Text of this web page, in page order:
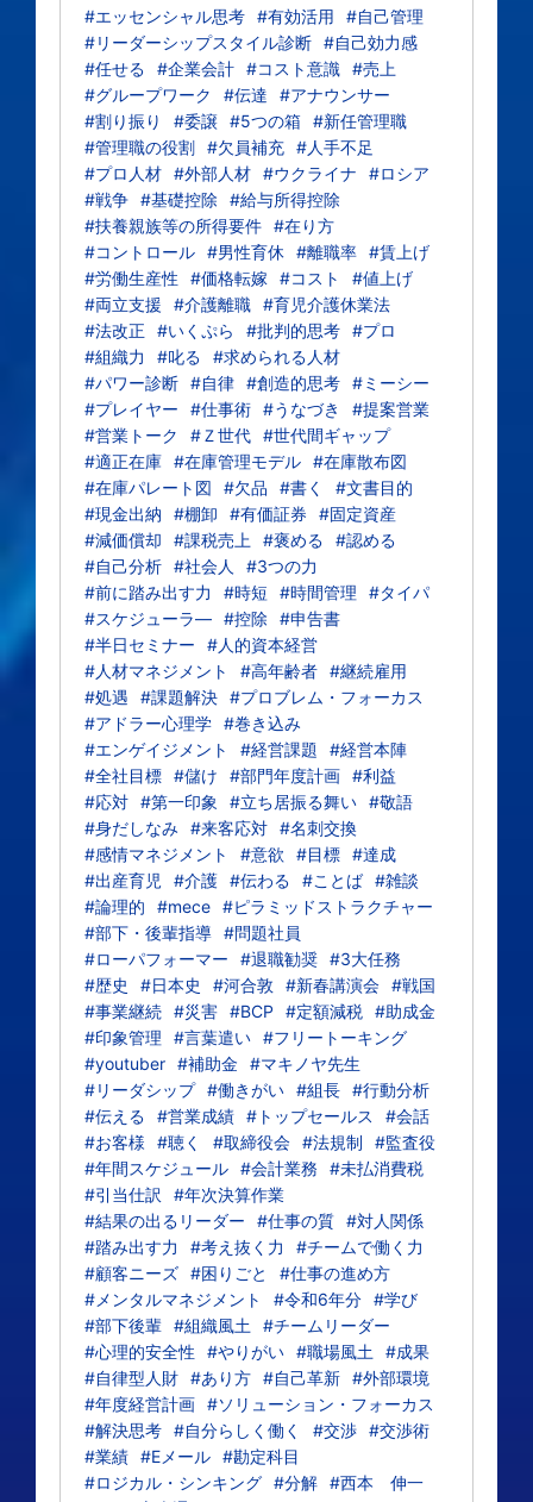
#エッセンシャル思考 #有効活用
#自己管理
#リーダーシップスタイル診断 #自己効力感
#任せる
#企業会計 #コスト意識 #売上
#グループワーク
#伝達
#アナウンサー
#割り振り
#委譲 #5つの箱 #新任管理職
#管理職の役割 #欠員補充 #人手不足
#プロ人材 #外部人材 #ウクライナ
#ロシア
#戦争 #基礎控除
#給与所得控除
#扶養親族等の所得要件 #在り方
#コントロール #男性育休 #離職率 #賃上げ
#労働生産性
#価格転嫁 #コスト
#値上げ
#両立支援
#介護離職 #育児介護休業法
#法改正
#いくぷら #批判的思考 #プロ
#組織力
#叱る
#求められる人材
#パワー診断 #自律 #創造的思考 #ミーシー
#プレイヤー
#仕事術 #うなづき
#提案営業
#営業トーク
#Ｚ世代 #世代間ギャップ
#適正在庫 #在庫管理モデル #在庫散布図
#在庫パレート図
#欠品 #書く
#文書目的
#現金出納
#棚卸 #有価証券
#固定資産
#減価償却
#課税売上 #褒める
#認める
#自己分析 #社会人
#3つの力
#前に踏み出す力
#時短 #時間管理
#タイパ
#スケジューラ― #控除
#申告書
#半日セミナー
#人的資本経営
#人材マネジメント
#高年齢者 #継続雇用
#処遇
#課題解決 #プロブレム・フォーカス
#アドラー心理学 #巻き込み
#エンゲイジメント
#経営課題
#経営本陣
#全社目標 #儲け #部門年度計画 #利益
#応対 #第一印象 #立ち居振る舞い #敬語
#身だしなみ #来客応対 #名刺交換
#感情マネジメント
#意欲 #目標 #達成
#出産育児
#介護 #伝わる #ことば #雑談
#論理的
#mece #ピラミッドストラクチャー
#部下・後輩指導 #問題社員
#ローパフォーマー
#退職勧奨 #3大任務
#歴史
#日本史 #河合敦 #新春講演会 #戦国
#事業継続 #災害 #BCP #定額減税 #助成金
#印象管理
#言葉遣い #フリートーキング
#youtuber #補助金
#マキノヤ先生
#リーダシップ #働きがい #組長 #行動分析
#伝える
#営業成績 #トップセールス
#会話
#お客様
#聴く #取締役会 #法規制
#監査役
#年間スケジュール #会計業務
#未払消費税
#引当仕訳
#年次決算作業
#結果の出るリーダー
#仕事の質 #対人関係
#踏み出す力
#考え抜く力
#チームで働く力
#顧客ニーズ #困りごと
#仕事の進め方
#メンタルマネジメント
#令和6年分 #学び
#部下後輩 #組織風土
#チームリーダー
#心理的安全性
#やりがい #職場風土
#成果
#自律型人財 #あり方 #自己革新 #外部環境
#年度経営計画 #ソリューション・フォーカス
#解決思考 #自分らしく働く #交渉 #交渉術
#業績 #Eメール #勘定科目
#ロジカル・シンキング #分解 #西本 伸一